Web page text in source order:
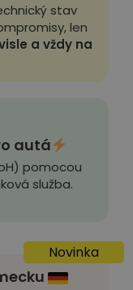
stav
len
a vždy na
autá
pomocou
služba.
Novinka